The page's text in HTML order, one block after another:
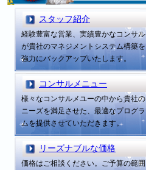
スタッフ紹介
経験豊富な営業、実績豊かなコンサル
が貴社のマネジメントシステム構築を
強力にバックアップいたします。
コンサルメニュー
様々なコンサルメユーの中から貴社の
ニーズを満足させた、最適なプログラ
ムを提供させていただきます。
リーズナブルな価格
価格はご相談ください。ご予算の範囲